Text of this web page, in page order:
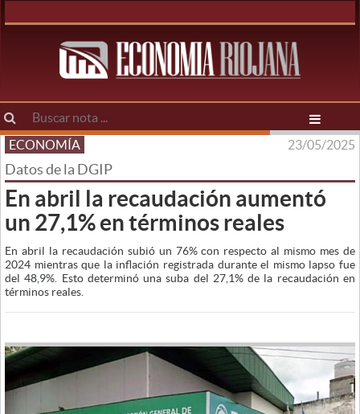
ECONOMÍA 23/05/2025
Datos de la DGIP
En abril la recaudación aumentó
un 27,1% en términos reales
En abril la recaudación subió un 76% con respecto al mismo mes de
2024 mientras que la inflación registrada durante el mismo lapso fue
del 48,9%. Esto determinó una suba del 27,1% de la recaudación en
términos reales.